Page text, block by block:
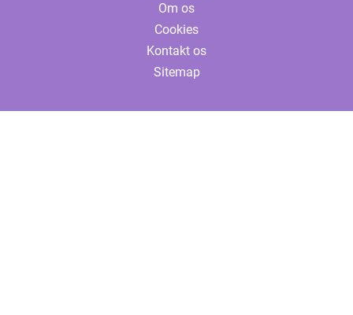
Om os
Cookies
Kontakt os
Sitemap